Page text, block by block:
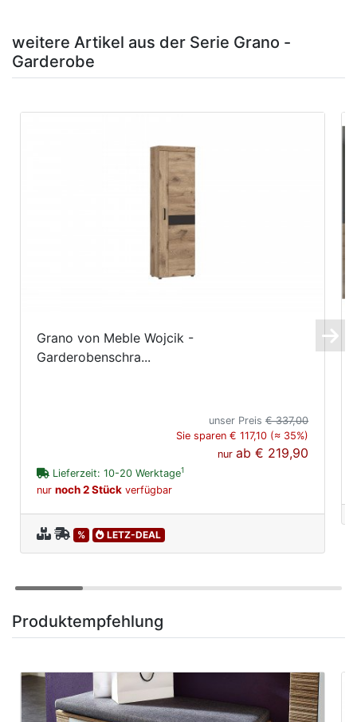
weitere Artikel aus der Serie Grano -
Garderobe
Grano von Meble Wojcik -
Garderobenschra...
unser Preis€ 337,00
Sie sparen € 117,10 (≈ 35%)
nurab€ 219,90
Lieferzeit: 10-20 Werktage1
nur noch 2 Stück verfügbar
% LETZ-DEAL
Produktempfehlung